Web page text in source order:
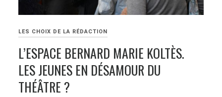
LES CHOIX DE LA RÉDACTION
L’ESPACE BERNARD MARIE KOLTÈS.
LES JEUNES EN DÉSAMOUR DU
THÉÂTRE ?